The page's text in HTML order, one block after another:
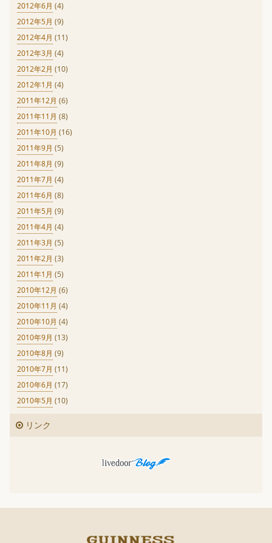
2012年6月 (4)
2012年5月 (9)
2012年4月 (11)
2012年3月 (4)
2012年2月 (10)
2012年1月 (4)
2011年12月 (6)
2011年11月 (8)
2011年10月 (16)
2011年9月 (5)
2011年8月 (9)
2011年7月 (4)
2011年6月 (8)
2011年5月 (9)
2011年4月 (4)
2011年3月 (5)
2011年2月 (3)
2011年1月 (5)
2010年12月 (6)
2010年11月 (4)
2010年10月 (4)
2010年9月 (13)
2010年8月 (9)
2010年7月 (11)
2010年6月 (17)
2010年5月 (10)
リンク